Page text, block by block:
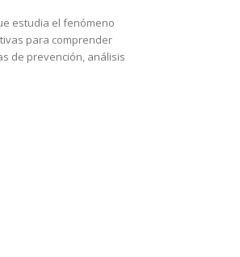
estudia el fenómeno
para comprender
de prevención, análisis